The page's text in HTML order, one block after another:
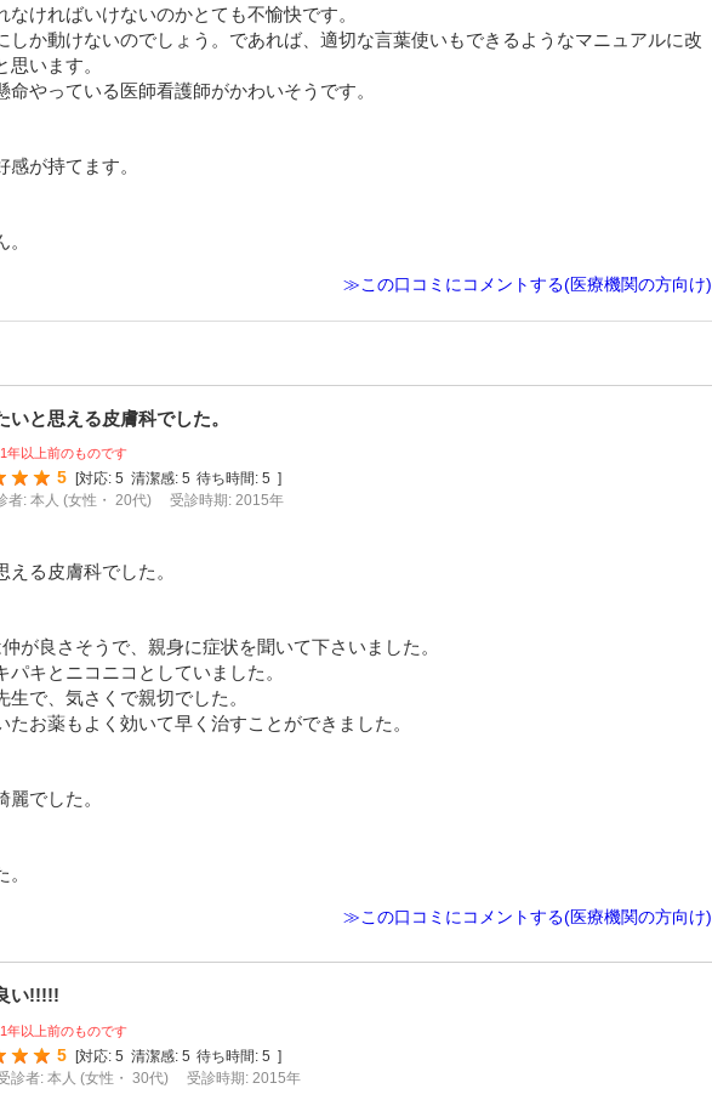
なければいけないのかとても不愉快です。
しか動けないのでしょう。であれば、適切な言葉使いもできるようなマニュアルに改
います。
命やっている医師看護師がかわいそうです。
が持てます。
≫この口コミにコメントする(医療機関の方向け)
いと思える皮膚科でした。
年以上前のものです
5 対応: 5 清潔感: 5 待ち時間: 5
者: 本人 (女性・ 20代) 受診時期: 2015年
える皮膚科でした。
が良さそうで、親身に症状を聞いて下さいました。
パキとニコニコとしていました。
生で、気さくで親切でした。
たお薬もよく効いて早く治すことができました。
でした。
≫この口コミにコメントする(医療機関の方向け)
い!!!!!
年以上前のものです
5 [対応: 5 清潔感: 5 待ち時間: 5 ]
診者: 本人 (女性・ 30代) 受診時期: 2015年